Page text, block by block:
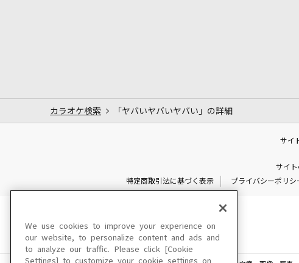
カラオケ検索 「ヤバいヤバいヤバい」の詳細
サイ
サイ
特定商取引法に基づく表示
プライバシーポリシ
We use cookies to improve your experience on
our website, to personalize content and ads and
to analyze our traffic. Please click [Cookie
Settings] to customize your cookie settings on